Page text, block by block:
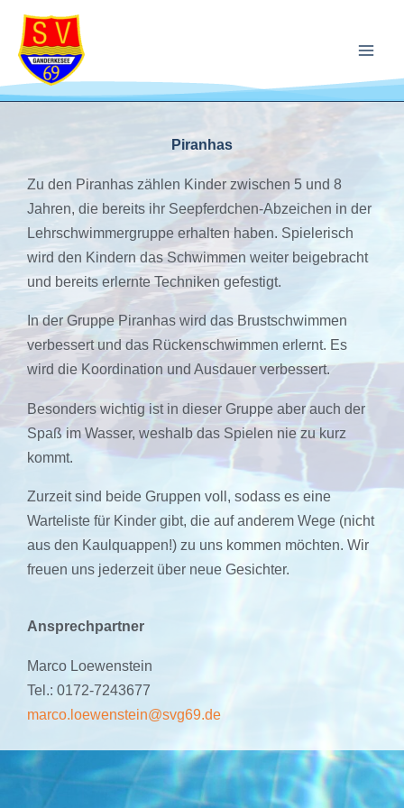
Zum
Inhalt
springen
Piranhas
Zu den Piranhas zählen Kinder zwischen 5 und 8
Jahren, die bereits ihr Seepferdchen-Abzeichen in der
Lehrschwimmergruppe erhalten haben. Spielerisch
wird den Kindern das Schwimmen weiter beigebracht
und bereits erlernte Techniken gefestigt.
In der Gruppe Piranhas wird das Brustschwimmen
verbessert und das Rückenschwimmen erlernt. Es
wird die Koordination und Ausdauer verbessert.
Besonders wichtig ist in dieser Gruppe aber auch der
Spaß im Wasser, weshalb das Spielen nie zu kurz
kommt.
Zurzeit sind beide Gruppen voll, sodass es eine
Warteliste für Kinder gibt, die auf anderem Wege (nicht
aus den Kaulquappen!) zu uns kommen möchten. Wir
freuen uns jederzeit über neue Gesichter.
Ansprechpartner
Marco Loewenstein
Tel.: 0172-7243677
marco.loewenstein@svg69.de